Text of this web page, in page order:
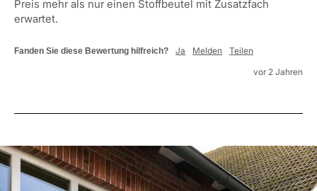
Preis mehr als nur einen Stoffbeutel mit Zusatzfach
erwartet.
Fanden Sie diese Bewertung hilfreich? Ja Melden
Teilen
vor 2 Jahren